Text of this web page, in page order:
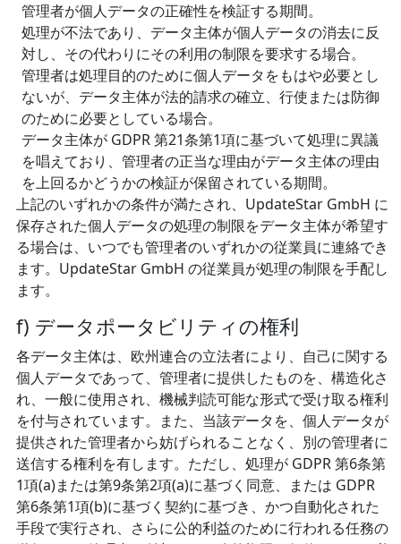
管理者が個人データの正確性を検証する期間。
処理が不法であり、データ主体が個人データの消去に反
対し、その代わりにその利用の制限を要求する場合。
管理者は処理目的のために個人データをもはや必要とし
ないが、データ主体が法的請求の確立、行使または防御
のために必要としている場合。
データ主体が GDPR 第21条第1項に基づいて処理に異議
を唱えており、管理者の正当な理由がデータ主体の理由
を上回るかどうかの検証が保留されている期間。
上記のいずれかの条件が満たされ、UpdateStar GmbH に
保存された個人データの処理の制限をデータ主体が希望す
る場合は、いつでも管理者のいずれかの従業員に連絡でき
ます。UpdateStar GmbH の従業員が処理の制限を手配し
ます。
f) データポータビリティの権利
各データ主体は、欧州連合の立法者により、自己に関する
個人データであって、管理者に提供したものを、構造化さ
れ、一般に使用され、機械判読可能な形式で受け取る権利
を付与されています。また、当該データを、個人データが
提供された管理者から妨げられることなく、別の管理者に
送信する権利を有します。ただし、処理が GDPR 第6条第
1項(a)または第9条第2項(a)に基づく同意、または GDPR
第6条第1項(b)に基づく契約に基づき、かつ自動化された
手段で実行され、さらに公的利益のために行われる任務の